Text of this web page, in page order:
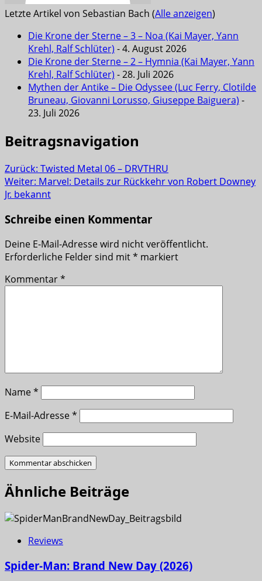
Letzte Artikel von Sebastian Bach (Alle anzeigen)
Die Krone der Sterne – 3 – Noa (Kai Mayer, Yann
Krehl, Ralf Schlüter) - 4. August 2026
Die Krone der Sterne – 2 – Hymnia (Kai Mayer, Yann
Krehl, Ralf Schlüter) - 28. Juli 2026
Mythen der Antike – Die Odyssee (Luc Ferry, Clotilde
Bruneau, Giovanni Lorusso, Giuseppe Baiguera) -
23. Juli 2026
Beitragsnavigation
Zurück: Twisted Metal 06 – DRVTHRU
Weiter: Marvel: Details zur Rückkehr von Robert Downey
Jr. bekannt
Schreibe einen Kommentar
Deine E-Mail-Adresse wird nicht veröffentlicht.
Erforderliche Felder sind mit* markiert
Kommentar*
Name*
E-Mail-Adresse*
Website
Ähnliche Beiträge
Reviews
Spider-Man: Brand New Day (2026)